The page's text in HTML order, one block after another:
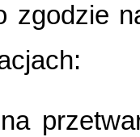
zgodzie